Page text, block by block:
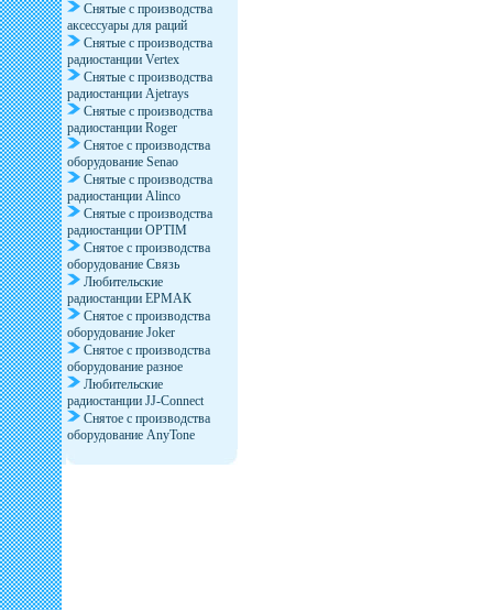
Снятые с производства
аксессуары для раций
Снятые с производства
радиостанции Vertex
Снятые с производства
радиостанции Ajetrays
Снятые с производства
радиостанции Roger
Снятое с производства
оборудование Senao
Снятые с производства
радиостанции Alinco
Снятые с производства
радиостанции OPTIM
Снятое с производства
оборудование Связь
Любительские
радиостанции ЕРМАК
Снятое с производства
оборудование Joker
Снятое с производства
оборудование разное
Любительские
радиостанции JJ-Connect
Снятое с производства
оборудование AnyTone